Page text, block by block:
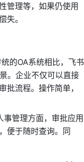
管理等，如果仍使用
失。
的OA系统相比，飞书
。企业不仅可以直接
流程。操作简单，
管理方面，审批应用
便于随时查询。同